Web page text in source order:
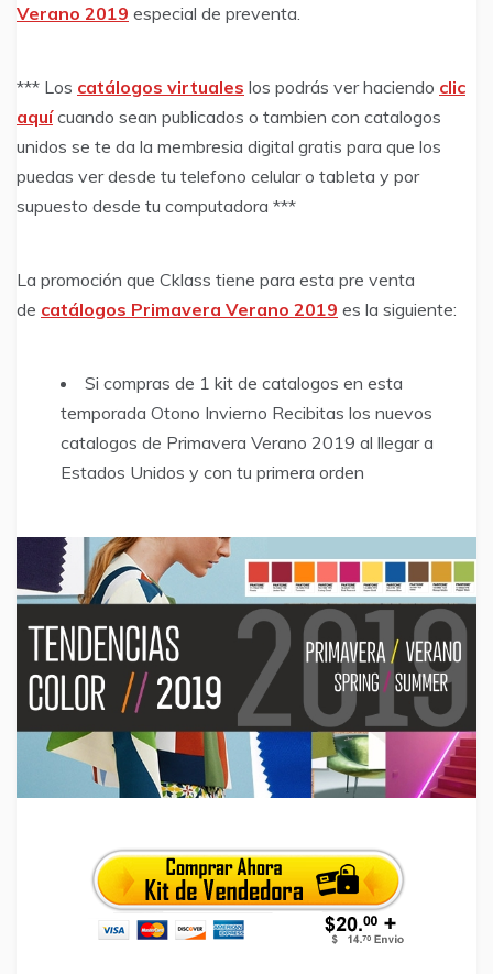
Verano 2019 especial de preventa.
*** Los catálogos virtuales los podrás ver haciendo clic
aquí cuando sean publicados o tambien con catalogos
unidos se te da la membresia digital gratis para que los
puedas ver desde tu telefono celular o tableta y por
supuesto desde tu computadora ***
La promoción que Cklass tiene para esta pre venta
de catálogos Primavera Verano 2019 es la siguiente:
Si compras de 1 kit de catalogos en esta
temporada Otono Invierno Recibitas los nuevos
catalogos de Primavera Verano 2019 al llegar a
Estados Unidos y con tu primera orden